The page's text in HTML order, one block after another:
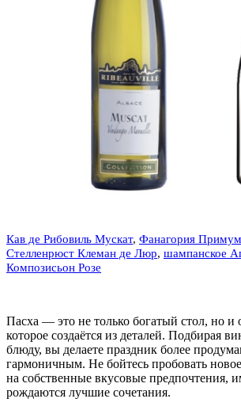
Кав де Рибовиль Мускат, Фанагория
Стелленрюст Клеман де Люр, шампанское
Композисьон Розе
Пасха — это не только богатый стол, но и
которое создаётся из деталей. Подбирая
блюду, вы делаете праздник более
гармоничным. Не бойтесь пробовать
на собственные вкусовые предпочтения,
рождаются лучшие сочетания.